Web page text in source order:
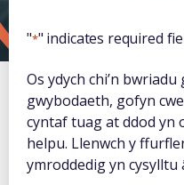
"*" indicates required
Os ydych chi’n
gwybodaeth, gofyn
cyntaf tuag at ddod yn
helpu. Llenwch y
ymroddedig yn cysylltu